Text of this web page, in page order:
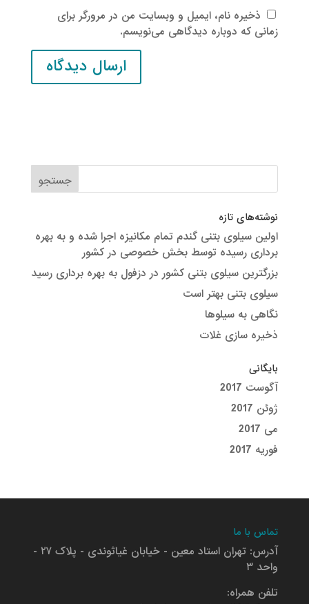
ذخیره نام، ایمیل و وبسایت من در مرورگر برای
زمانی که دوباره دیدگاهی می‌نویسم.
نوشته‌های تازه
اولین سیلوی بتنی گندم تمام مکانیزه اجرا شده و به بهره
برداری رسیده توسط بخش خصوصی در کشور
بزرگترین سیلوی بتنی کشور در دزفول به بهره برداری رسید
سیلوی بتنی بهتر است
نگاهی به سیلوها
ذخیره سازی غلات
بایگانی
آگوست 2017
ژوئن 2017
می 2017
فوریه 2017
تماس با ما
آدرس: تهران استاد معین - خیابان غیاثوندی - پلاک ۲۷ -
واحد ۳
تلفن همراه: